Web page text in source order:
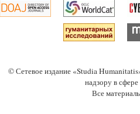
© Сетевое издание «Studia
надзору в
Все